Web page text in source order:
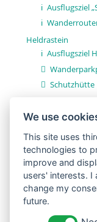
Ausflugsziel
Heldrastein
Ausflugsziel
Schutzhütte
Fotos / Videos
Heldrastein
We use
This site uses
technologies to
improve and
users' interests. I
change my
future.